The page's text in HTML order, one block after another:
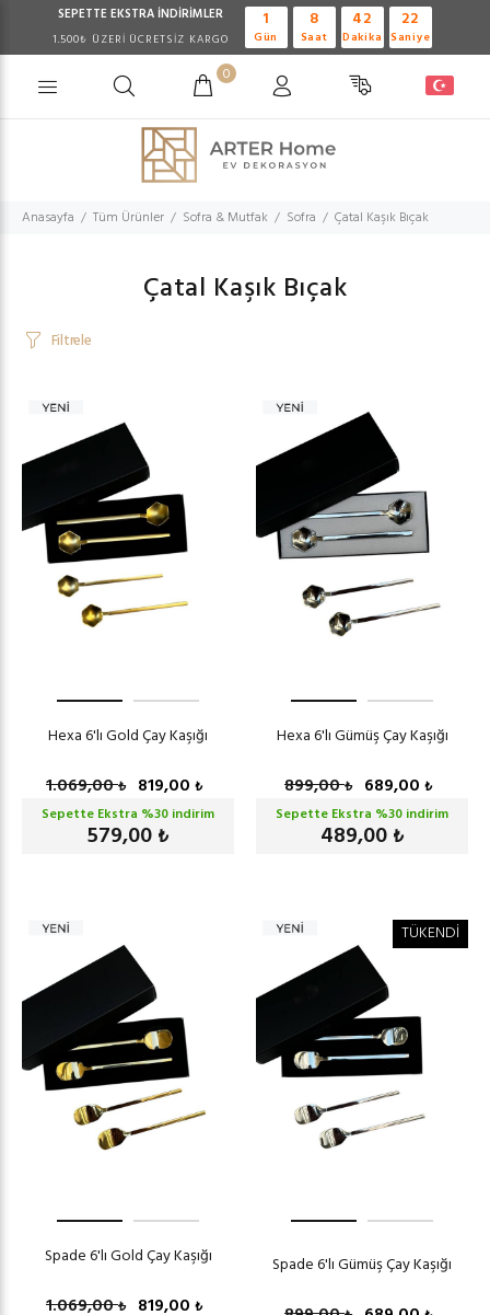
SEPETTE EKSTRA İNDİRİMLER
1.500₺ ÜZERİ ÜCRETSİZ KARGO
1
Gün
8
Saat
42
Dakika
21
Saniye
0
Anasayfa Tüm Ürünler Sofra & Mutfak Sofra Çatal Kaşık Bıçak
Çatal Kaşık Bıçak
Filtrele
Hexa 6'lı Gold Çay Kaşığı
1.069,00₺ 819,00 ₺
Sepette Ekstra %30 indirim
579,00 ₺
Hexa 6'lı Gümüş Çay Kaşığı
899,00₺ 689,00 ₺
Sepette Ekstra %30 indirim
489,00 ₺
Spade 6'lı Gold Çay Kaşığı
1.069,00₺ 819,00 ₺
TÜKENDİ
Spade 6'lı Gümüş Çay Kaşığı